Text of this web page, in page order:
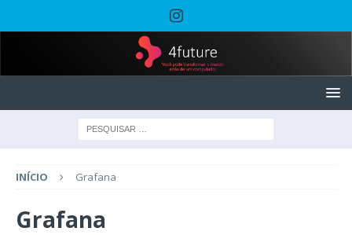
INÍCIO Grafana
Grafana